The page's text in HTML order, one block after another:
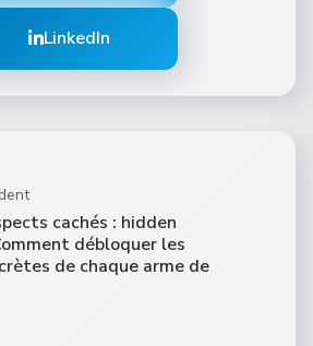
LinkedIn
cachés : hidden
débloquer les
de chaque arme de